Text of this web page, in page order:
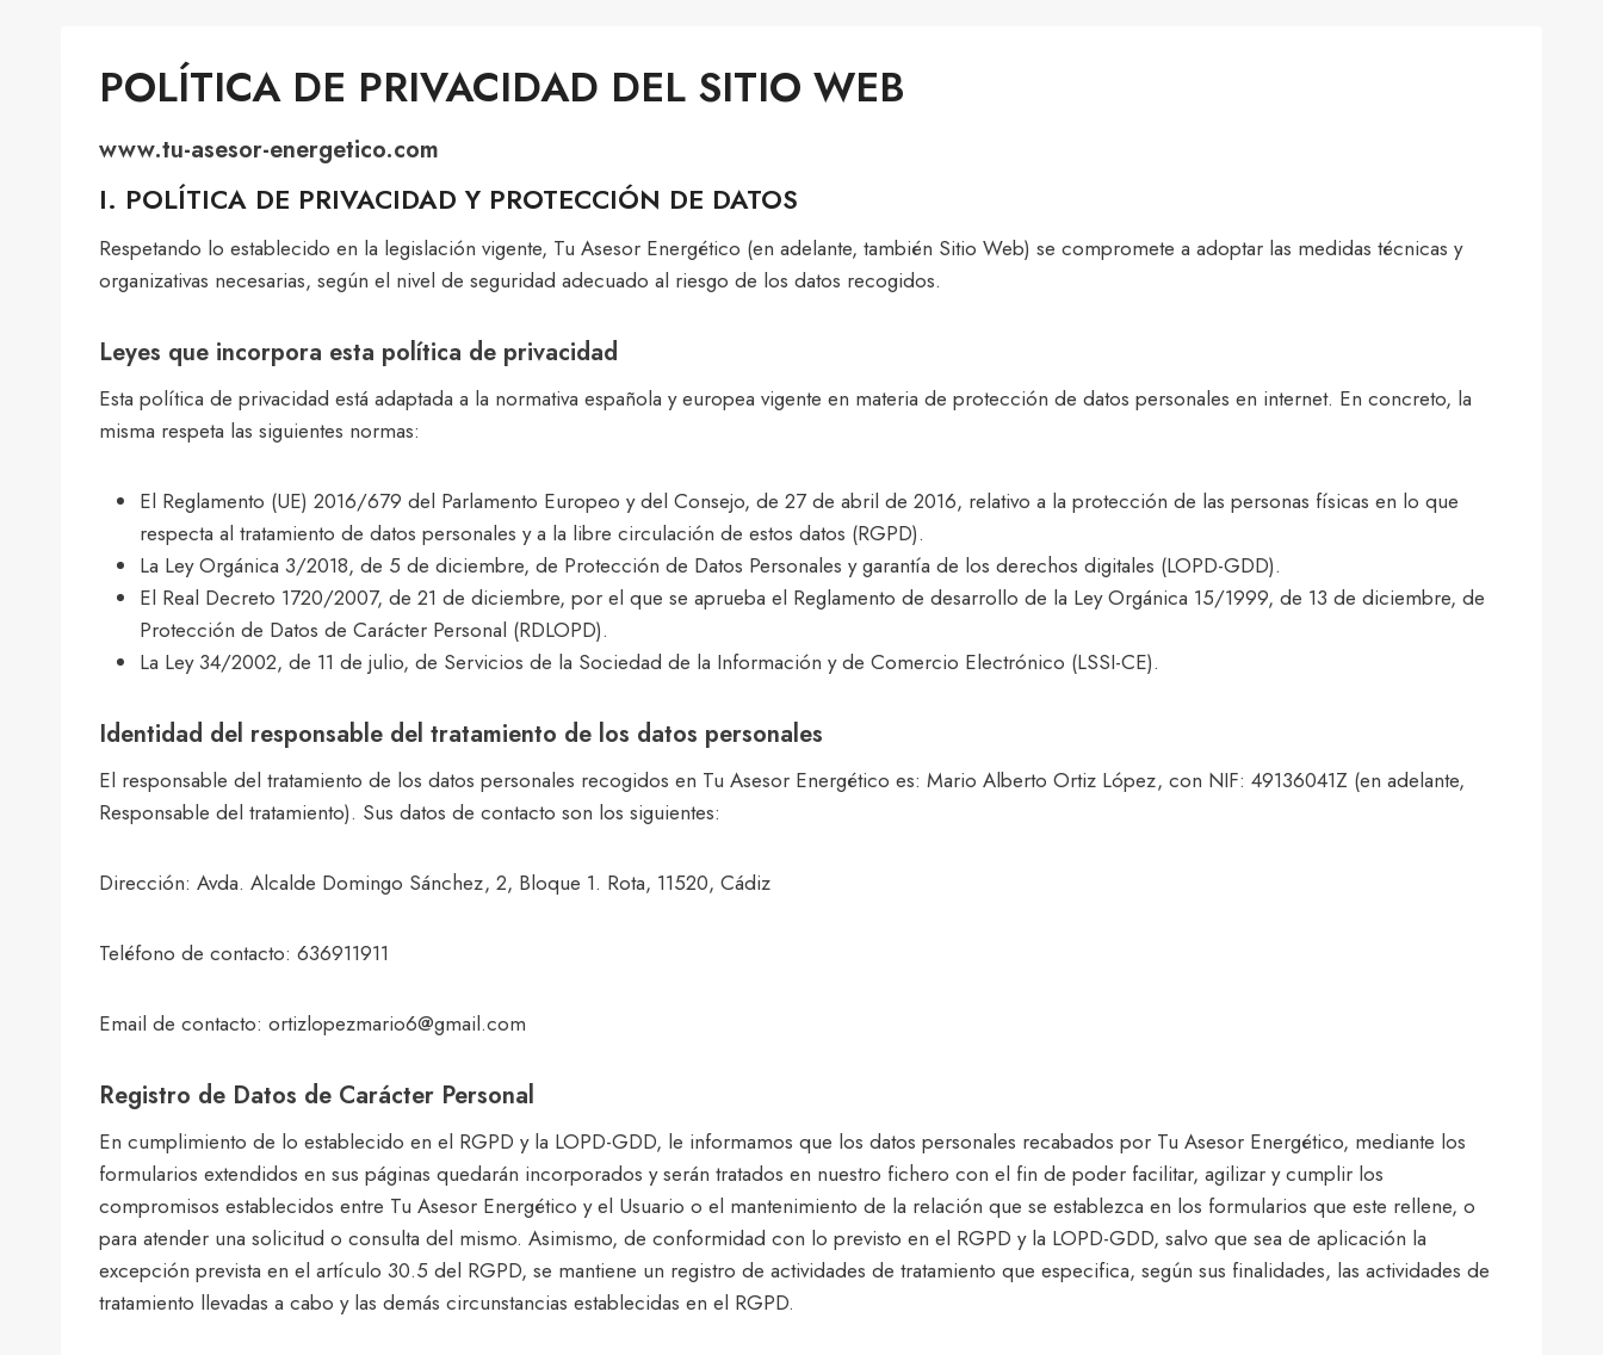
POLÍTICA DE PRIVACIDAD DEL SITIO WEB
www.tu-asesor-energetico.com
I. POLÍTICA DE PRIVACIDAD Y PROTECCIÓN DE DATOS
Respetando lo establecido en la legislación vigente, Tu Asesor Energético (en adelante, también Sitio Web) se compromete a adoptar las medidas técnicas y
organizativas necesarias, según el nivel de seguridad adecuado al riesgo de los datos recogidos.
Leyes que incorpora esta política de privacidad
Esta política de privacidad está adaptada a la normativa española y europea vigente en materia de protección de datos personales en internet. En concreto, la
misma respeta las siguientes normas:
El Reglamento (UE) 2016/679 del Parlamento Europeo y del Consejo, de 27 de abril de 2016, relativo a la protección de las personas físicas en lo que
respecta al tratamiento de datos personales y a la libre circulación de estos datos (RGPD).
La Ley Orgánica 3/2018, de 5 de diciembre, de Protección de Datos Personales y garantía de los derechos digitales (LOPD-GDD).
El Real Decreto 1720/2007, de 21 de diciembre, por el que se aprueba el Reglamento de desarrollo de la Ley Orgánica 15/1999, de 13 de diciembre, de
Protección de Datos de Carácter Personal (RDLOPD).
La Ley 34/2002, de 11 de julio, de Servicios de la Sociedad de la Información y de Comercio Electrónico (LSSI-CE).
Identidad del responsable del tratamiento de los datos personales
El responsable del tratamiento de los datos personales recogidos en Tu Asesor Energético es: Mario Alberto Ortiz López, con NIF: 49136041Z (en adelante,
Responsable del tratamiento). Sus datos de contacto son los siguientes:
Dirección: Avda. Alcalde Domingo Sánchez, 2, Bloque 1. Rota, 11520, Cádiz
Teléfono de contacto: 636911911
Email de contacto: ortizlopezmario6@gmail.com
Registro de Datos de Carácter Personal
En cumplimiento de lo establecido en el RGPD y la LOPD-GDD, le informamos que los datos personales recabados por Tu Asesor Energético, mediante los
formularios extendidos en sus páginas quedarán incorporados y serán tratados en nuestro fichero con el fin de poder facilitar, agilizar y cumplir los
compromisos establecidos entre Tu Asesor Energético y el Usuario o el mantenimiento de la relación que se establezca en los formularios que este rellene, o
para atender una solicitud o consulta del mismo. Asimismo, de conformidad con lo previsto en el RGPD y la LOPD-GDD, salvo que sea de aplicación la
excepción prevista en el artículo 30.5 del RGPD, se mantiene un registro de actividades de tratamiento que especifica, según sus finalidades, las actividades de
tratamiento llevadas a cabo y las demás circunstancias establecidas en el RGPD.